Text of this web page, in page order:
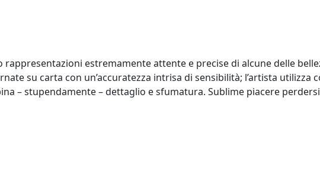
rappresentazioni estremamente attente e precise di alcune delle
su carta con un’accuratezza intrisa di sensibilità; l’artista utilizza
– stupendamente – dettaglio e sfumatura. Sublime piacere